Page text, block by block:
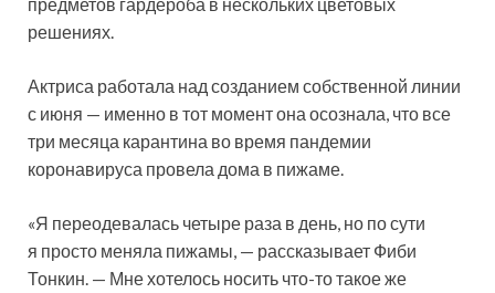
решениях.
Актриса работала над созданием собственной линии
с июня — именно в тот момент она осознала, что все
три месяца карантина во время пандемии
коронавируса провела дома в пижаме.
«Я переодевалась четыре раза в день, но по сути
я просто меняла пижамы, — рассказывает Фиби
Тонкин. — Мне хотелось носить что-то такое же